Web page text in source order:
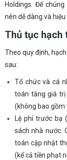
Holdings. Để
nên dễ dàng và hiệu
Thủ tục hạch
Theo quy định,
sau:
Tổ chức và cá
toán tăng giá
(không bao gồm
Lệ phí trước bạ
sách nhà nước.
toán cập nhật
(kể cả tiền phạt